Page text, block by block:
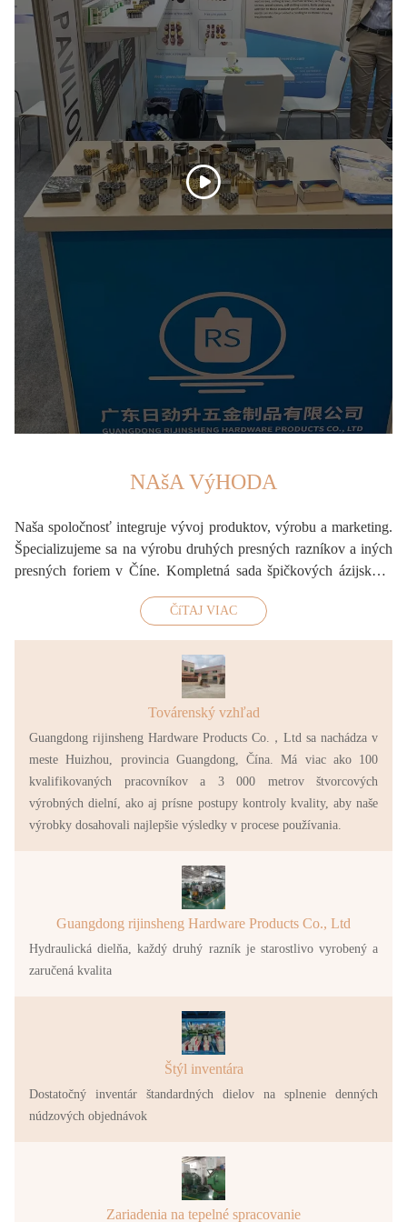
NAšA VýHODA
Naša spoločnosť integruje vývoj produktov, výrobu a marketing.
Špecializujeme sa na výrobu druhých presných razníkov a iných
presných foriem v Číne. Kompletná sada špičkových ázijských
zariadení na tepelné spracovanie a niekoľkých pokročilých CNC
neštandardné druhé razníky a môže byť prispôsobený podľa
požiadaviek zákazníka, aby vyhovoval potrebám trhu.
ČíTAJ VIAC
Továrenský vzhľad
Guangdong rijinsheng Hardware Products Co.，Ltd sa nachádza v
meste Huizhou, provincia Guangdong, Čína. Má viac ako 100
kvalifikovaných pracovníkov a 3 000 metrov štvorcových
výrobných dielní, ako aj prísne postupy kontroly kvality, aby naše
výrobky dosahovali najlepšie výsledky v procese používania.
Guangdong rijinsheng Hardware Products Co., Ltd
Hydraulická dielňa, každý druhý razník je starostlivo vyrobený a
zaručená kvalita
Štýl inventára
Dostatočný inventár štandardných dielov na splnenie denných
núdzových objednávok
Zariadenia na tepelné spracovanie